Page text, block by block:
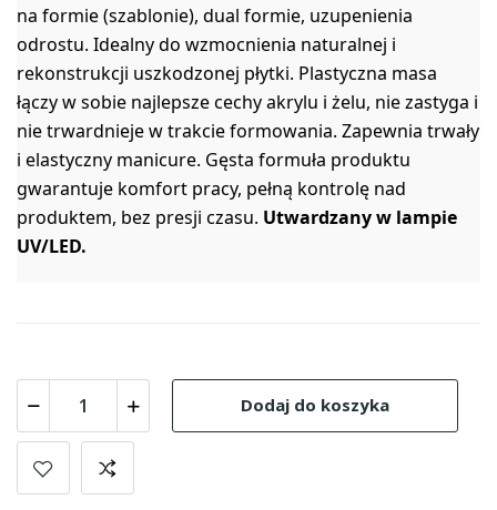
na formie (szablonie), dual formie, uzupenienia
odrostu. Idealny do wzmocnienia naturalnej i
rekonstrukcji uszkodzonej płytki. Plastyczna masa
łączy w sobie najlepsze cechy akrylu i żelu, nie zastyga i
nie trwardnieje w trakcie formowania. Zapewnia trwały
i elastyczny manicure. Gęsta formuła produktu
gwarantuje komfort pracy, pełną kontrolę nad
produktem, bez presji czasu. Utwardzany w lampie
UV/LED.
Dodaj do koszyka